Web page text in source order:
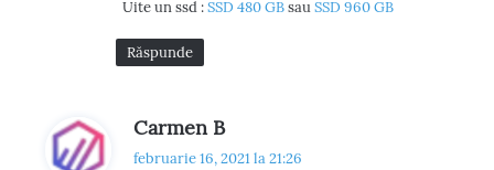
Uite un ssd :SSD 480 GBsauSSD 960 GB
Răspunde
Carmen B
p
februarie 16, 2021 la 21:26